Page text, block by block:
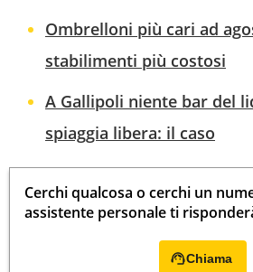
Ombrelloni più cari ad
stabilimenti più costosi
A Gallipoli niente bar del
spiaggia libera: il caso
Cerchi qualcosa o cerchi un
assistente personale ti
Chiama